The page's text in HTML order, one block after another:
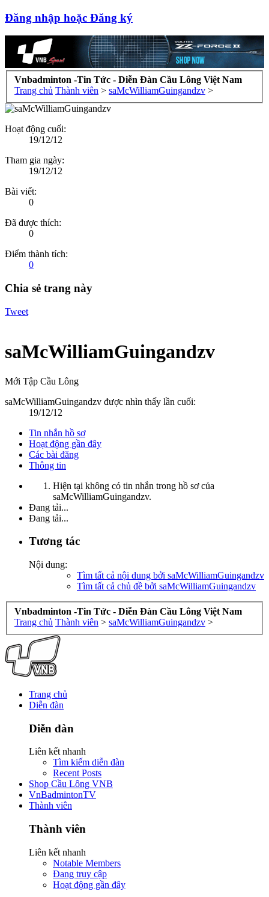
Đăng nhập hoặc Đăng ký
Vnbadminton -Tin Tức - Diễn Đàn Cầu Lông Việt Nam
Trang chủ Thành viên > saMcWilliamGuingandzv >
Hoạt động cuối:
19/12/12
Tham gia ngày:
19/12/12
Bài viết:
0
Đã được thích:
0
Điểm thành tích:
0
Chia sẻ trang này
Tweet
saMcWilliamGuingandzv
Mới Tập Cầu Lông
saMcWilliamGuingandzv được nhìn thấy lần cuối:
19/12/12
Tin nhắn hồ sơ
Hoạt động gần đây
Các bài đăng
Thông tin
Hiện tại không có tin nhắn trong hồ sơ của
saMcWilliamGuingandzv.
Đang tải...
Đang tải...
Tương tác
Nội dung:
Tìm tất cả nội dung bởi saMcWilliamGuingandzv
Tìm tất cả chủ đề bởi saMcWilliamGuingandzv
Vnbadminton -Tin Tức - Diễn Đàn Cầu Lông Việt Nam
Trang chủ Thành viên > saMcWilliamGuingandzv >
Trang chủ
Diễn đàn
Diễn đàn
Liên kết nhanh
Tìm kiếm diễn đàn
Recent Posts
Shop Cầu Lông VNB
VnBadmintonTV
Thành viên
Thành viên
Liên kết nhanh
Notable Members
Đang truy cập
Hoạt động gần đây